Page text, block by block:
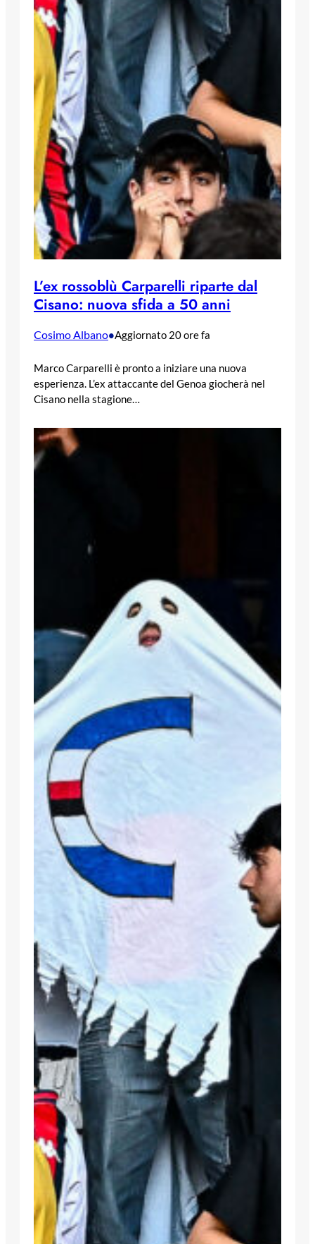
L’ex rossoblù Carparelli riparte dal
Cisano: nuova sfida a 50 anni
Cosimo Albano•Aggiornato 20 ore fa
Marco Carparelli è pronto a iniziare una nuova
esperienza. L’ex attaccante del Genoa giocherà nel
Cisano nella stagione…